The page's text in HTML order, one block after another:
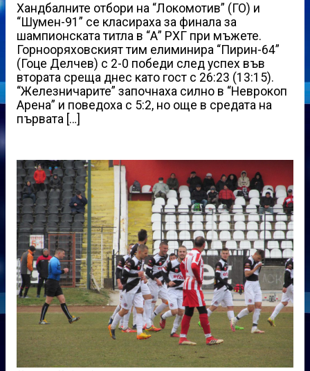
Хандбалните отбори на “Локомотив” (ГО) и
“Шумен-91” се класираха за финала за
шампионската титла в “А” РХГ при мъжете.
Горнооряховският тим елиминира “Пирин-64”
(Гоце Делчев) с 2-0 победи след успех във
втората среща днес като гост с 26:23 (13:15).
“Железничарите” започнаха силно в “Неврокоп
Арена” и поведоха с 5:2, но още в средата на
първата […]